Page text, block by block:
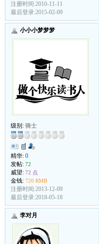
注册时间:2010-11-11
最后登录:2015-02-09
小小小梦梦梦
级别: 骑士
精华: 0
发帖: 72
威望: 72 点
金钱: 720 RMB
注册时间:2013-12-09
最后登录:2018-05-18
李对月